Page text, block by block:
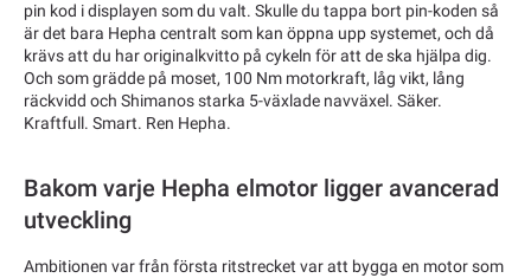
pin kod i displayen som du valt. Skulle du tappa bort pin-koden så
är det bara Hepha centralt som kan öppna upp systemet, och då
krävs att du har originalkvitto på cykeln för att de ska hjälpa dig.
Och som grädde på moset, 100 Nm motorkraft, låg vikt, lång
räckvidd och Shimanos starka 5-växlade navväxel. Säker.
Kraftfull. Smart. Ren Hepha.
Bakom varje Hepha elmotor ligger avancerad
utveckling
Ambitionen var från första ritstrecket var att bygga en motor som